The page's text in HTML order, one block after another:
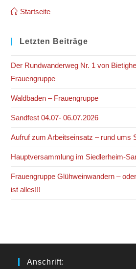
Startseite
Letzten Beiträge
Der Rundwanderweg Nr. 1 von
Frauengruppe
Waldbaden – Frauengruppe
Sandfest 04.07- 06.07.2026
Aufruf zum Arbeitseinsatz – rund ums
Hauptversammlung im Siedlerheim-
Frauengruppe Glühweinwandern –
ist alles!!!
Anschrift: